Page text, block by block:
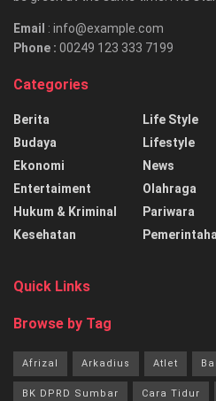
Email : info@example.com
Phone : 00249 123 333 7199
Categories
Berita
Budaya
Ekonomi
Entertaiment
Hukum & Kriminal
Kesehatan
Life Style
Lifestyle
News
Olahraga
Pariwara
Quick Links
Browse by Tag
Afrizal Arkadius Atlet
BK DPRD Sumbar Cara Tidur